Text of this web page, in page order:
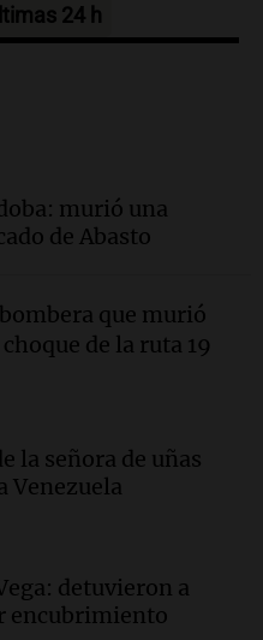
pan, paz y trabajo
de la Cerveza:
de producir
un equilibrio
a la caída del
empleo en
a economistas
tragedia vial en
24 h
murió una
de Abasto
que murió
de la ruta 19
la señora de uñas
Venezuela
detuvieron a
encubrimiento